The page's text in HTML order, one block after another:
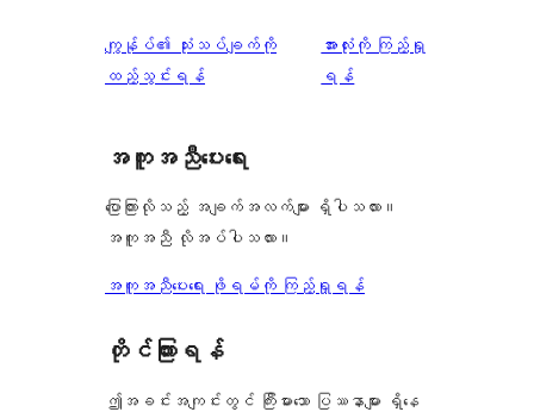
ကျွန်ုပ်၏ သုံးသပ်ချက်ကို
ထည့်သွင်းရန်
သုံးသပ်
ချက်
အားလုံးကို ကြည့်ရှု
ရန်
အကူအညီပေးရေး
ပြောကြားလိုသည့် အချက်အလက်များ ရှိပါသလား။
အကူအညီ လိုအပ်ပါသလား။
အကူအညီပေးရေး ဖိုရမ်ကို ကြည့်ရှုရန်
တိုင်ကြားရန်
ဤအခင်းအကျင်းတွင် ကြီးမားသော ပြဿနာများ ရှိနေ